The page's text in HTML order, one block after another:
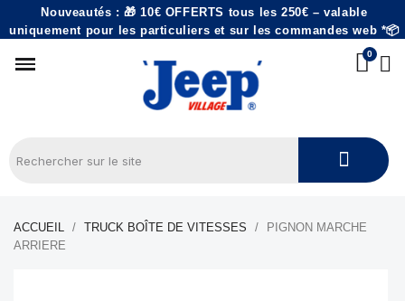
Nouveautés : 🎁 10€ OFFERTS tous les 250€ – valable
uniquement pour les particuliers et sur les commandes web *📦
ACCUEIL TRUCK BOÎTE DE VITESSES
PIGNON MARCHE
ARRIERE